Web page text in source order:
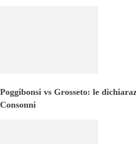
Poggibonsi vs Grosseto: le
Consonni